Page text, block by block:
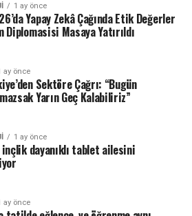
1 ay önce
Yapay Zekâ Çağında Etik Değerler
Diplomasisi Masaya Yatırıldı
ay önce
Sektöre Çağrı: “Bugün
Yarın Geç Kalabiliriz”
1 ay önce
dayanıklı tablet ailesini
ay önce